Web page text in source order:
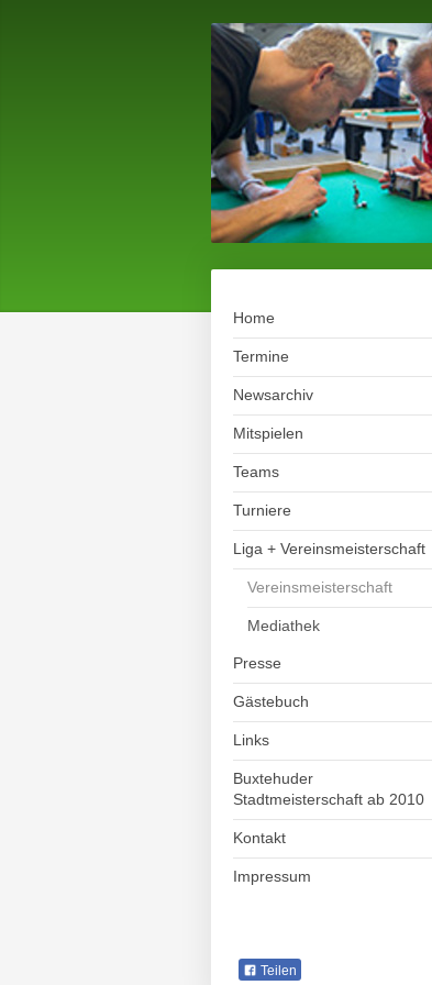
Home
Termine
Newsarchiv
Mitspielen
Teams
Turniere
Liga + Vereinsmeisterschaft
Vereinsmeisterschaft
Mediathek
Presse
Gästebuch
Links
Buxtehuder
Stadtmeisterschaft ab 2010
Kontakt
Impressum
Teilen